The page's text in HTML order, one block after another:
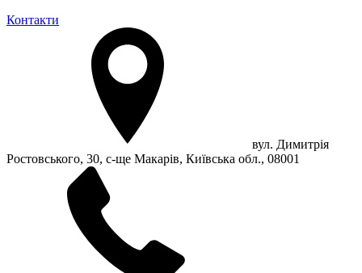
Контакти
вул. Димитрія
Ростовського, 30, с-ще Макарів, Київська обл., 08001